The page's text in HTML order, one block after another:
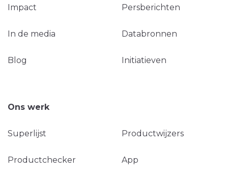
Impact Persberichten
In de media Databronnen
Blog Initiatieven
Ons werk
Superlijst Productwijzers
Productchecker App